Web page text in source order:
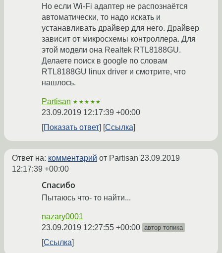
Но если Wi-Fi адаптер не распознаётся
автоматически, то надо искать и
устанавливать драйвер для него. Драйвер
зависит от микросхемы контроллера. Для
этой модели она Realtek RTL8188GU.
Делаете поиск в google по словам
RTL8188GU linux driver и смотрите, что
нашлось.
Partisan ★★★★★
23.09.2019 12:17:39 +00:00
Показать ответ
Ссылка
Ответ на: комментарий от Partisan 23.09.2019
12:17:39 +00:00
Спасибо
Пытаюсь что- то найти...
nazary0001
23.09.2019 12:27:55 +00:00 автор топика
Ссылка